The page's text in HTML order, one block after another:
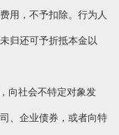
用，不予扣除。行为人
归还可予折抵本金以
社会不特定对象发
、企业债券，或者向特